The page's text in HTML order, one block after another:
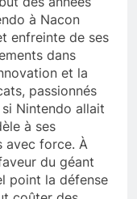
à Nacon
enfreinte de ses
dans
et la
passionnés
Nintendo allait
à ses
avec force. À
du géant
point la défense